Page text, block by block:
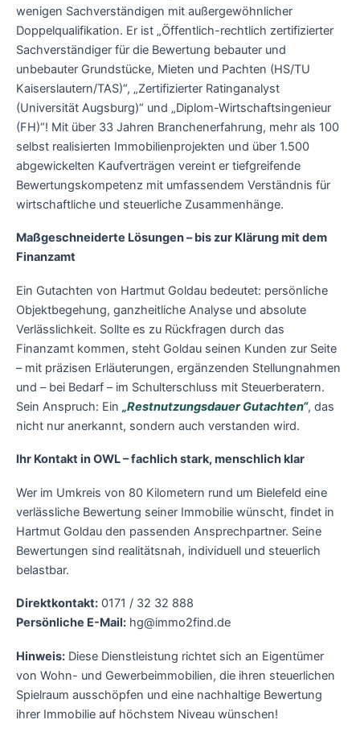
wenigen Sachverständigen mit außergewöhnlicher
Doppelqualifikation. Er ist „Öffentlich-rechtlich zertifizierter
Sachverständiger für die Bewertung bebauter und
unbebauter Grundstücke, Mieten und Pachten (HS/TU
Kaiserslautern/TAS)“, „Zertifizierter Ratinganalyst
(Universität Augsburg)“ und „Diplom-Wirtschaftsingenieur
(FH)“! Mit über 33 Jahren Branchenerfahrung, mehr als 100
selbst realisierten Immobilienprojekten und über 1.500
abgewickelten Kaufverträgen vereint er tiefgreifende
Bewertungskompetenz mit umfassendem Verständnis für
wirtschaftliche und steuerliche Zusammenhänge.
Maßgeschneiderte Lösungen – bis zur Klärung mit dem
Finanzamt
Ein Gutachten von Hartmut Goldau bedeutet: persönliche
Objektbegehung, ganzheitliche Analyse und absolute
Verlässlichkeit. Sollte es zu Rückfragen durch das
Finanzamt kommen, steht Goldau seinen Kunden zur Seite
– mit präzisen Erläuterungen, ergänzenden Stellungnahmen
und – bei Bedarf – im Schulterschluss mit Steuerberatern.
Sein Anspruch: Ein „Restnutzungsdauer Gutachten“, das
nicht nur anerkannt, sondern auch verstanden wird.
Ihr Kontakt in OWL – fachlich stark, menschlich klar
Wer im Umkreis von 80 Kilometern rund um Bielefeld eine
verlässliche Bewertung seiner Immobilie wünscht, findet in
Hartmut Goldau den passenden Ansprechpartner. Seine
Bewertungen sind realitätsnah, individuell und steuerlich
belastbar.
Direktkontakt: 0171 / 32 32 888
Persönliche E-Mail: hg@immo2find.de
Hinweis: Diese Dienstleistung richtet sich an Eigentümer
von Wohn- und Gewerbeimmobilien, die ihren steuerlichen
Spielraum ausschöpfen und eine nachhaltige Bewertung
ihrer Immobilie auf höchstem Niveau wünschen!